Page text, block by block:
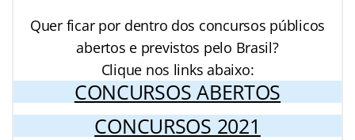
Quer ficar por dentro dos concursos públicos
abertos e previstos pelo Brasil?
Clique nos links abaixo:
CONCURSOS ABERTOS
CONCURSOS 2021